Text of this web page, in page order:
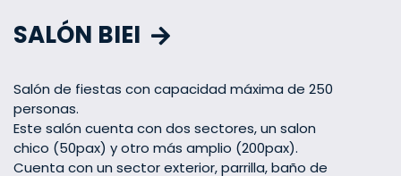
SALÓN BIEI
Salón de fiestas con capacidad máxima de 250
personas.
Este salón cuenta con dos sectores, un salon
chico (50pax) y otro más amplio (200pax).
Cuenta con un sector exterior, parrilla, baño de